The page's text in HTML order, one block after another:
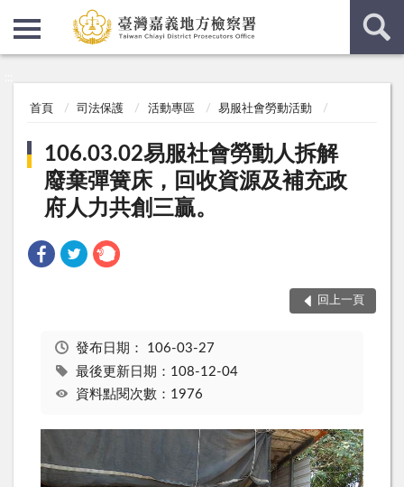
首頁 司法保護 活動專區 易服社會勞動活動
106.03.02易服社會勞動人拆解
廢棄彈簧床，回收資源及補充政
府人力共創三贏。
回上一頁
發布日期： 106-03-27
最後更新日期：108-12-04
資料點閱次數：1976